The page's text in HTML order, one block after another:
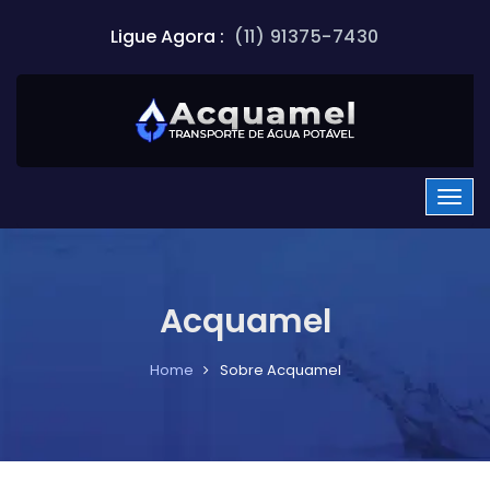
Ligue Agora : (11) 91375-7430
Acquamel
Home Sobre Acquamel